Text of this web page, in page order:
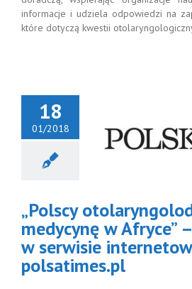
informacje i udziela odpowiedzi na
które dotyczą kwestii
18
01/2018
„Polscy
medycynę
„Polscy
medycynę w Afryce”
w serwisie
polsatimes.pl